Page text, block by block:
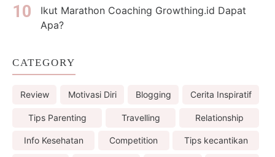
Ikut Marathon Coaching Growthing.id Dapat
Apa?
CATEGORY
Review Motivasi Diri Blogging Cerita Inspiratif
Tips Parenting Travelling Relationship
Info Kesehatan Competition Tips kecantikan